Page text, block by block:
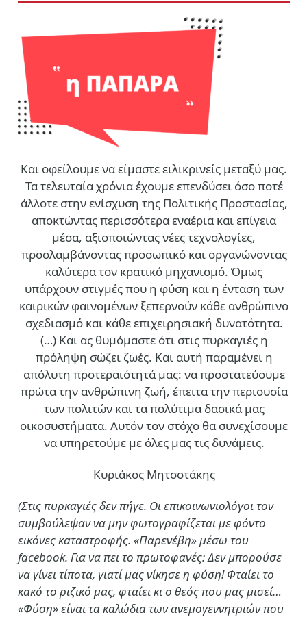
Και οφείλουμε να είμαστε ειλικρινείς μεταξύ μας.
Τα τελευταία χρόνια έχουμε επενδύσει όσο ποτέ
άλλοτε στην ενίσχυση της Πολιτικής Προστασίας,
αποκτώντας περισσότερα εναέρια και επίγεια
μέσα, αξιοποιώντας νέες τεχνολογίες,
προσλαμβάνοντας προσωπικό και οργανώνοντας
καλύτερα τον κρατικό μηχανισμό. Όμως
υπάρχουν στιγμές που η φύση και η ένταση των
καιρικών φαινομένων ξεπερνούν κάθε ανθρώπινο
σχεδιασμό και κάθε επιχειρησιακή δυνατότητα.
(…) Και ας θυμόμαστε ότι στις πυρκαγιές η
πρόληψη σώζει ζωές. Και αυτή παραμένει η
απόλυτη προτεραιότητά μας: να προστατεύουμε
πρώτα την ανθρώπινη ζωή, έπειτα την περιουσία
των πολιτών και τα πολύτιμα δασικά μας
οικοσυστήματα. Αυτόν τον στόχο θα συνεχίσουμε
να υπηρετούμε με όλες μας τις δυνάμεις.
Κυριάκος Μητσοτάκης
(Στις πυρκαγιές δεν πήγε. Οι επικοινωνιολόγοι τον
συμβούλεψαν να μην φωτογραφίζεται με φόντο
εικόνες καταστροφής. «Παρενέβη» μέσω του
facebook. Για να πει το πρωτοφανές: Δεν μπορούσε
να γίνει τίποτα, γιατί μας νίκησε η φύση! Φταίει το
κακό το ριζικό μας, φταίει κι ο θεός που μας μισεί…
«Φύση» είναι τα καλώδια των ανεμογεννητριών που